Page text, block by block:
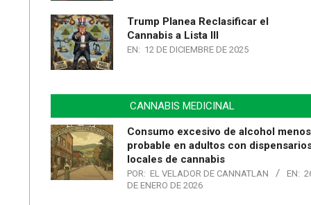
Trump Planea Reclasificar el
Cannabis a Lista III
EN: 12 DE DICIEMBRE DE 2025
CANNABIS MEDICINAL
Consumo excesivo de alcohol menos
probable en adultos con
locales de cannabis
POR: EL VELADOR DE CANNATLAN EN:
DE ENERO DE 2026